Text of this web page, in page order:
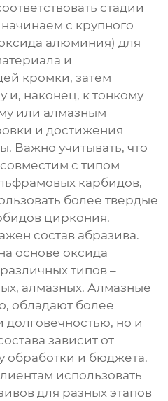
стадии
с крупного
алюминия) для
и
кромки, затем
и, наконец, к тонкому
или алмазным
и достижения
Важно учитывать, что
с типом
карбидов,
более твердые
циркония.
состав абразива.
основе оксида
типов –
алмазных. Алмазные
обладают более
долговечностью, но и
зависит от
обработки и бюджета.
использовать
для разных этапов